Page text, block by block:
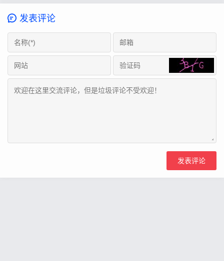
发表评论